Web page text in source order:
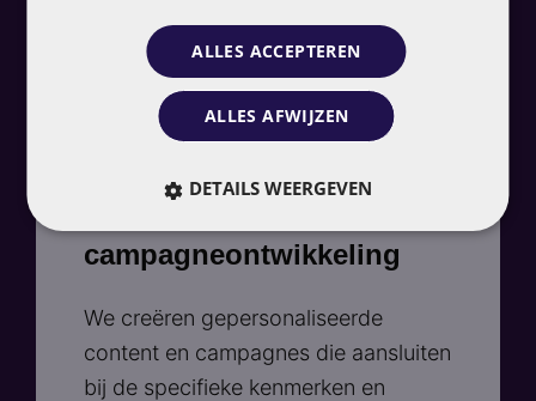
persona's die representatief zijn voor
verschillende klantgroepen.​
campagneontwikkeling
We creëren gepersonaliseerde
content en campagnes die aansluiten
bij de specifieke kenmerken en
ALLES ACCEPTEREN
ALLES AFWIJZEN
DETAILS WEERGEVEN